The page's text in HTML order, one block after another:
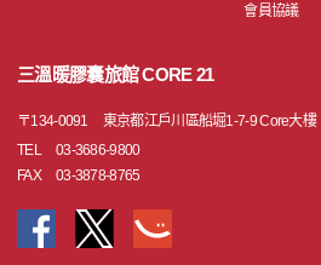
會員協議
三溫暖膠囊旅館 CORE 21
〒134-0091
東京都江戶川區船堀1-7-9 Core大樓
TEL
03-3686-9800
FAX
03-3878-8765